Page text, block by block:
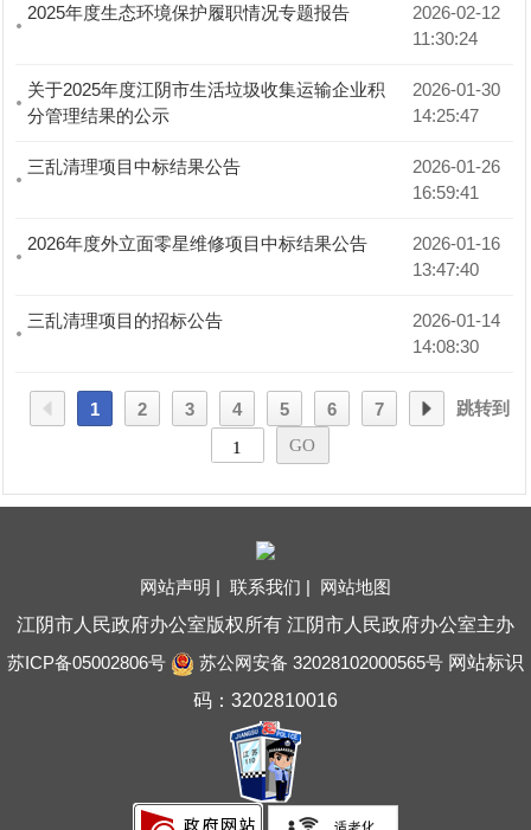
2025年度生态环境保护履职情况专题报告
2026-02-12
11:30:24
关于2025年度江阴市生活垃圾收集运输企业积
分管理结果的公示
2026-01-30
14:25:47
三乱清理项目中标结果公告
2026-01-26
16:59:41
2026年度外立面零星维修项目中标结果公告
2026-01-16
13:47:40
三乱清理项目的招标公告
2026-01-14
14:08:30
1 2 3 4 5 6 7 跳转到
网站声明 | 联系我们 | 网站地图
江阴市人民政府办公室版权所有 江阴市人民政府办公室主办
苏ICP备05002806号
苏公网安备 32028102000565号网站标识
码：3202810016